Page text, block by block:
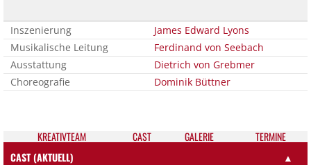
Inszenierung
James Edward Lyons
Musikalische Leitung
Ferdinand von Seebach
Ausstattung
Dietrich von Grebmer
Choreografie
Dominik Büttner
KREATIV­TEAM CAST GALE­RIE
TER­MI­NE
CAST (AKTUELL)
▲